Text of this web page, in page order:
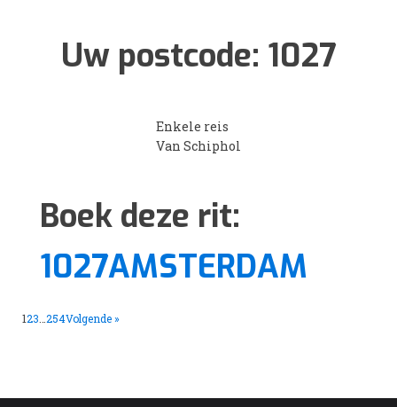
Uw postcode: 1027
Enkele reis
Van Schiphol
Boek deze rit:
1027AMSTERDAM
123 254Volgende »